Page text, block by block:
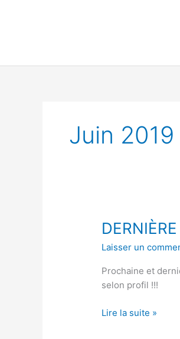
Juin 2019
Laisser un
Prochaine et
selon profil !!!
DERNIÈRE
2019
Lire la suite »